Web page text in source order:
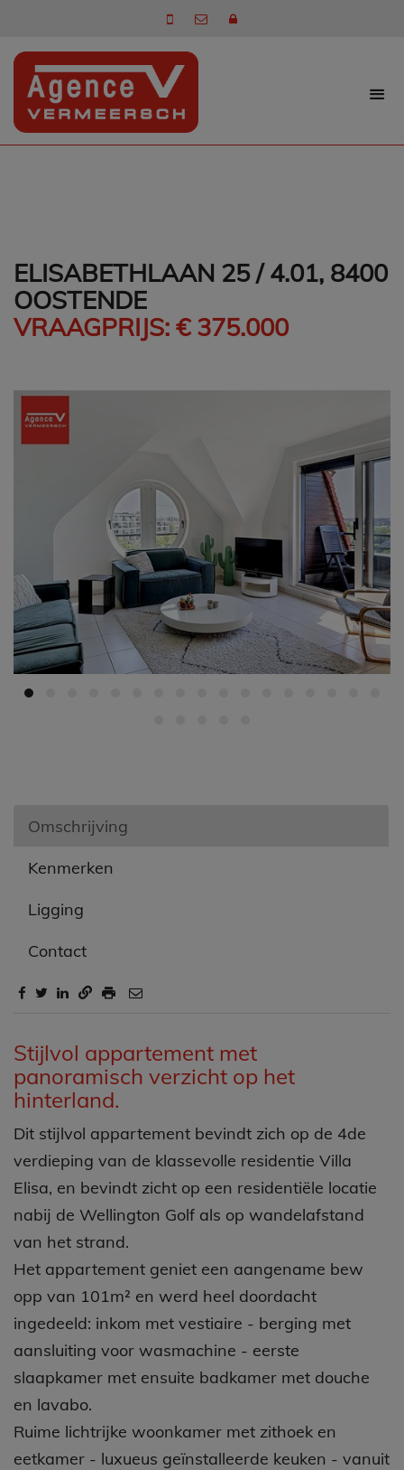
ELISABETHLAAN 25 / 4.01, 8400
OOSTENDE
VRAAGPRIJS: € 375.000
Omschrijving
Kenmerken
Ligging
Contact
Omschrijving
Stijlvol appartement met
panoramisch verzicht op het
hinterland.
Dit stijlvol appartement bevindt zich op de 4de
verdieping van de klassevolle residentie Villa
Elisa, en bevindt zicht op een residentiële locatie
nabij de Wellington Golf als op wandelafstand
van het strand.
Het appartement geniet een aangename bew
opp van 101m² en werd heel doordacht
ingedeeld: inkom met vestiaire - berging met
aansluiting voor wasmachine - eerste
slaapkamer met ensuite badkamer met douche
en lavabo.
Ruime lichtrijke woonkamer met zithoek en
eetkamer - luxueus geïnstalleerde keuken - vanuit